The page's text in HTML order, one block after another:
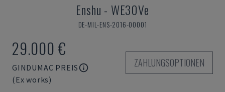
Enshu - WE30Ve
DE-MIL-ENS-2016-00001
29.000 €
GINDUMAC PREIS
(Ex works)
ZAHLUNGSOPTIONEN